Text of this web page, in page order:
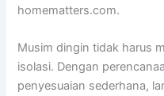
homematters.com.
Musim dingin tidak harus
isolasi. Dengan
penyesuaian sederhana,